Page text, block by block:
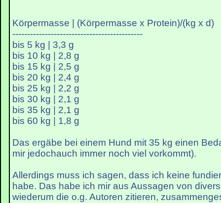
Körpermasse | (Körpermasse x Protein)/(kg x d)
--------------------------------------------
bis 5 kg | 3,3 g
bis 10 kg | 2,8 g
bis 15 kg | 2,5 g
bis 20 kg | 2,4 g
bis 25 kg | 2,2 g
bis 30 kg | 2,1 g
bis 35 kg | 2,1 g
bis 60 kg | 1,8 g
Das ergäbe bei einem Hund mit 35 kg einen
mir jedochauch immer noch viel vorkommt).
Allerdings muss ich sagen, dass ich keine
habe. Das habe ich mir aus Aussagen von
wiederum die o.g. Autoren zitieren,